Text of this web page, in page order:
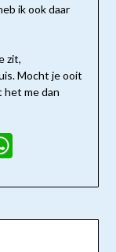
ik ook daar
zit,
Mocht je ooit
het me dan